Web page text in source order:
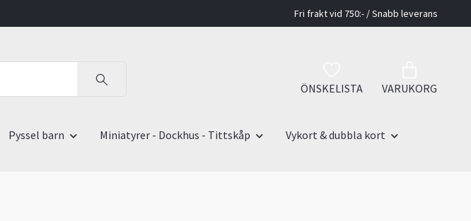
Fri frakt vid 750:- / Snabb leverans
ÖNSKELISTA VARUKORG
Pyssel barn Miniatyrer - Dockhus - Tittskåp
Vykort & dubbla kort